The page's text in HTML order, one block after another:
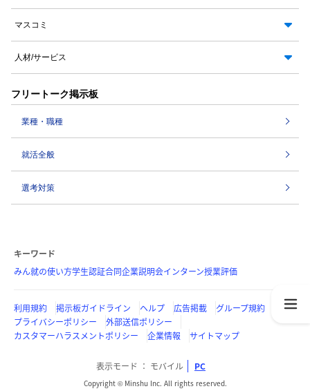
マスコミ
人材/サービス
フリートーク掲示板
業種・職種
就活全般
選考対策
キーワード
みん就の使い方学生認証合同企業説明会インターン授業評価
利用規約 掲示板ガイドライン ヘルプ 広告掲載
グループ規約
プライバシーポリシー
外部送信ポリシー
カスタマーハラスメントポリシー
企業情報 サイトマップ
表示モード モバイル PC
Copyright © Minshu Inc. All rights reserved.